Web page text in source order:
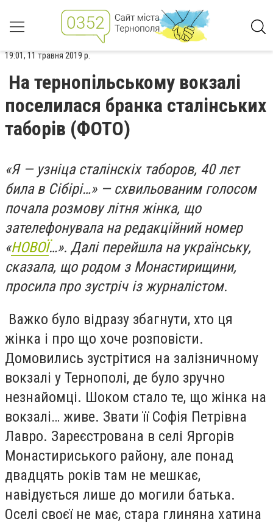
19:01, 11 травня 2019 р.
На тернопільському вокзалі
поселилася бранка сталінських
таборів (ФОТО)
«Я — узніца сталінскіх таборов, 40 лєт
била в Сібірі…» — схвильованим голосом
почала розмову літня жінка, що
зателефонувала на редакційний номер
«НОВОЇ…». Далі перейшла на українську,
сказала, що родом з Монастирищини,
просила про зустріч із журналістом.
Важко було відразу збагнути, хто ця
жінка і про що хоче розповісти.
Домовились зустрітися на залізничному
вокзалі у Тернополі, де було зручно
незнайомці. Шоком стало те, що жінка на
вокзалі… живе. Звати її Софія Петрівна
Лавро. Зареєстрована в селі Яргорів
Монастириського району, але понад
двадцять років там не мешкає,
навідується лише до могили батька.
Оселі своєї не має, стара глиняна хатина